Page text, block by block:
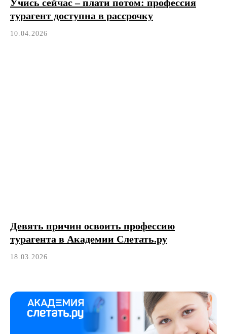
Учись сейчас – плати потом: профессия
турагент доступна в рассрочку
10.04.2026
Девять причин освоить профессию
турагента в Академии Слетать.ру
18.03.2026